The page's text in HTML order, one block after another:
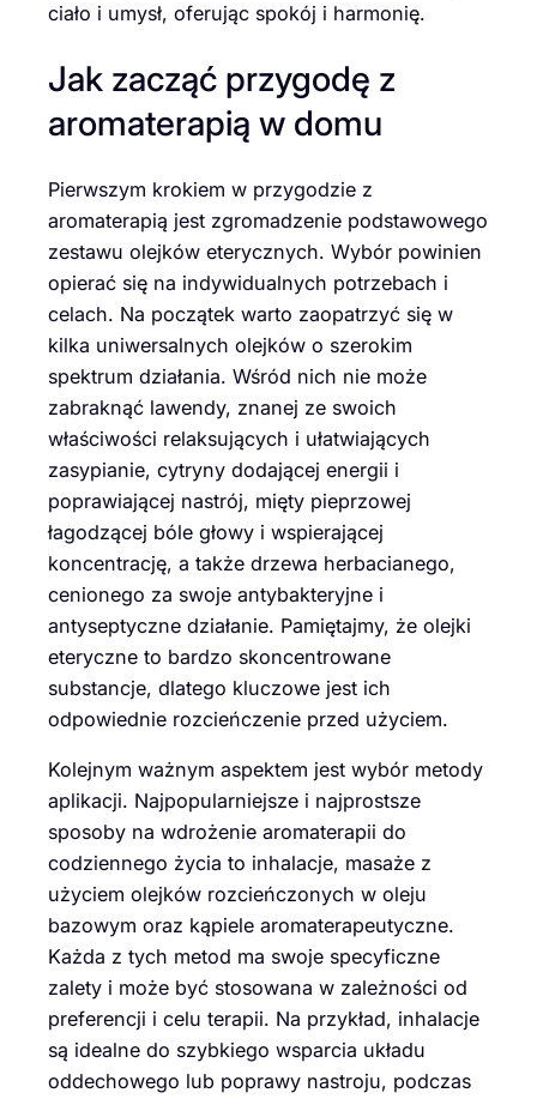
ciało i umysł, oferując spokój i harmonię.
Jak zacząć przygodę z
aromaterapią w domu
Pierwszym krokiem w przygodzie z
aromaterapią jest zgromadzenie podstawowego
zestawu olejków eterycznych. Wybór powinien
opierać się na indywidualnych potrzebach i
celach. Na początek warto zaopatrzyć się w
kilka uniwersalnych olejków o szerokim
spektrum działania. Wśród nich nie może
zabraknąć lawendy, znanej ze swoich
właściwości relaksujących i ułatwiających
zasypianie, cytryny dodającej energii i
poprawiającej nastrój, mięty pieprzowej
łagodzącej bóle głowy i wspierającej
koncentrację, a także drzewa herbacianego,
cenionego za swoje antybakteryjne i
antyseptyczne działanie. Pamiętajmy, że olejki
eteryczne to bardzo skoncentrowane
substancje, dlatego kluczowe jest ich
odpowiednie rozcieńczenie przed użyciem.
Kolejnym ważnym aspektem jest wybór metody
aplikacji. Najpopularniejsze i najprostsze
sposoby na wdrożenie aromaterapii do
codziennego życia to inhalacje, masaże z
użyciem olejków rozcieńczonych w oleju
bazowym oraz kąpiele aromaterapeutyczne.
Każda z tych metod ma swoje specyficzne
zalety i może być stosowana w zależności od
preferencji i celu terapii. Na przykład, inhalacje
są idealne do szybkiego wsparcia układu
oddechowego lub poprawy nastroju, podczas